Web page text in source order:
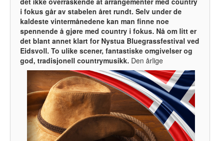
i fokus går av stabelen året rundt. Selv under de
kaldeste vintermånedene kan man finne noe
spennende å gjøre med country i fokus. Nå om litt er
det blant annet klart for Nystua Bluegrassfestival ved
Eidsvoll. To ulike scener, fantastiske omgivelser og
god, tradisjonell countrymusikk. Den årlige